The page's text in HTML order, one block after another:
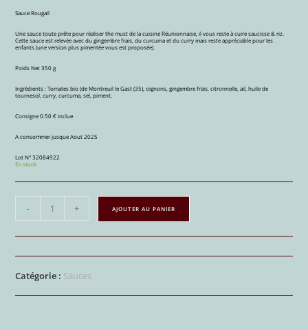
Sauce Rougail
Une sauce toute prête pour réaliser the must de la cuisine Réunionnaise, il vous reste à cuire saucisse & riz.
Cette sauce est relevée avec du gingembre frais, du curcuma et du curry mais reste appréciable pour les
enfants (une version plus pimentée vous est proposée).
Poids Net 350 g
Ingrédients : Tomates bio (de Montreuil le Gast (35), oignons, gingembre frais, citronnelle, ail, huile de
tournesol, curry, curcuma, sel, piment.
Consigne 0.50 € inclue
A consommer jusque Aout 2025
Lot N° 32084922
En stock
- + AJOUTER AU PANIER
Catégorie : Sauces